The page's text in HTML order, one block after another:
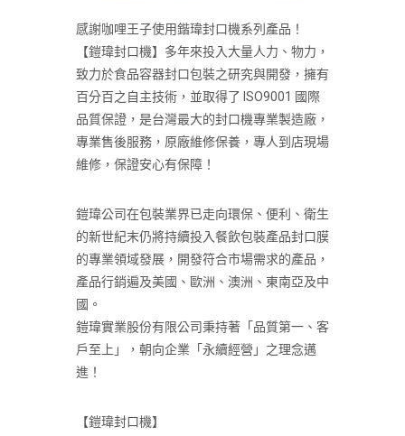
感謝咖哩王子使用鍇瑋封口機系列產品！
【鎧瑋封口機】多年來投入大量人力、物力，
致力於食品容器封口包裝之研究與開發，擁有
百分百之自主技術，並取得了 ISO9001 國際
品質保證，是台灣最大的封口機專業製造廠，
專業售後服務，原廠維修保養，專人到店現場
維修，保證安心有保障！
鎧瑋公司在包裝業界已走向環保、便利、衛生
的新世紀末仍將持續投入餐飲包裝產品封口膜
的專業領域發展，開發符合市場需求的產品，
產品行銷遍及美國、歐洲、澳洲、東南亞及中
國。
鎧瑋實業股份有限公司秉持著「品質第一、客
戶至上」，朝向企業「永續經營」之理念邁
進！
【鎧瑋封口機】